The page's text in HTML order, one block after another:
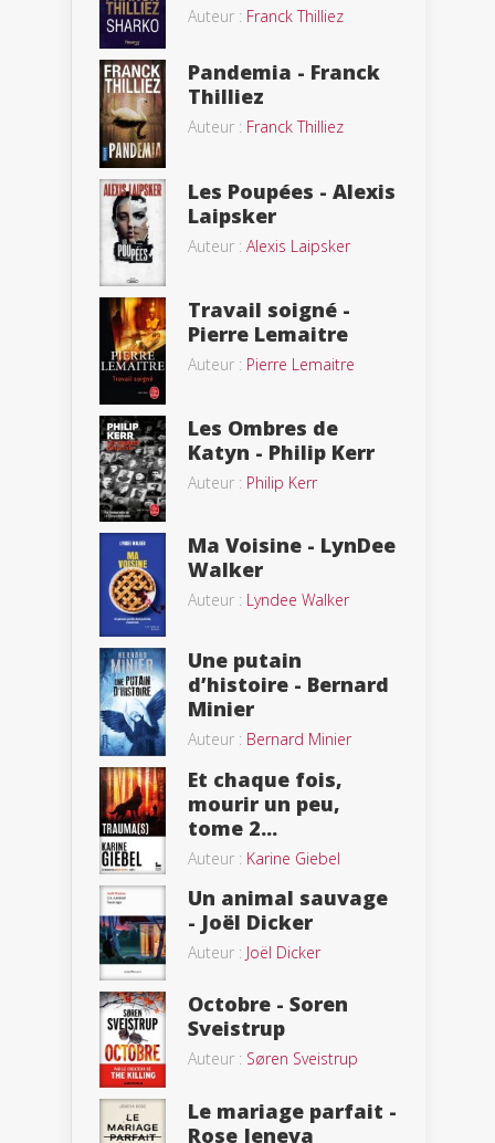
Auteur : Franck Thilliez
Pandemia - Franck
Thilliez
Auteur : Franck Thilliez
Les Poupées - Alexis
Laipsker
Auteur : Alexis Laipsker
Travail soigné -
Pierre Lemaitre
Auteur : Pierre Lemaitre
Les Ombres de
Katyn - Philip Kerr
Auteur : Philip Kerr
Ma Voisine - LynDee
Walker
Auteur : Lyndee Walker
Une putain
d’histoire - Bernard
Minier
Auteur : Bernard Minier
Et chaque fois,
mourir un peu,
tome 2...
Auteur : Karine Giebel
Un animal sauvage
- Joël Dicker
Auteur : Joël Dicker
Octobre - Soren
Sveistrup
Auteur : Søren Sveistrup
Le mariage parfait -
Rose Jeneva